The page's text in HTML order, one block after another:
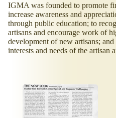
IGMA was founded to promote
increase awareness and
through public education; to
artisans and encourage work of
development of new artisans;
interests and needs of the artisan